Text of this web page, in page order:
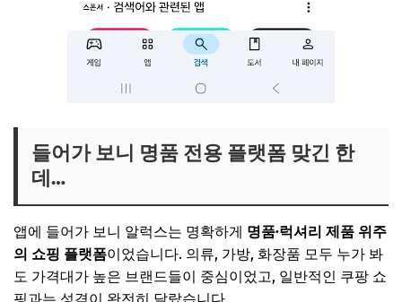
들어가 보니 명품 전용 플랫폼 맞긴 한
데…
앱에 들어가 보니 알럭스는 명확하게 명품·럭셔리 제품 위주
의 쇼핑 플랫폼이었습니다. 의류, 가방, 화장품 모두 누가 봐
도 가격대가 높은 브랜드들이 중심이었고, 일반적인 쿠팡 쇼
핑과는 성격이 완전히 달랐습니다.